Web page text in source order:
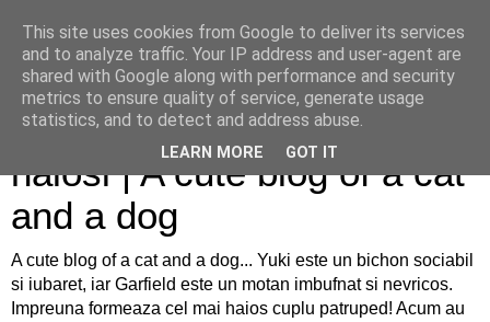
Sfaturi pentru caini si pisici
haiosi | A cute blog of a cat
and a dog
A cute blog of a cat and a dog... Yuki este un bichon sociabil
si iubaret, iar Garfield este un motan imbufnat si nevricos.
Impreuna formeaza cel mai haios cuplu patruped! Acum au
This site uses cookies from Google to deliver its services
and to analyze traffic. Your IP address and user-agent are
shared with Google along with performance and security
metrics to ensure quality of service, generate usage
statistics, and to detect and address abuse.
LEARN MORE GOT IT